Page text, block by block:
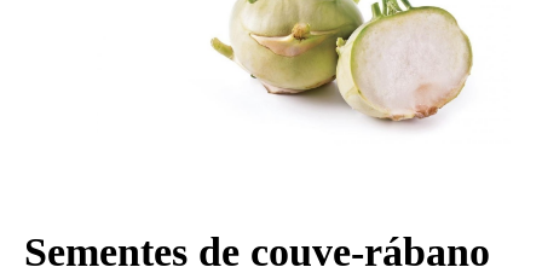
Sementes de couve-rábano